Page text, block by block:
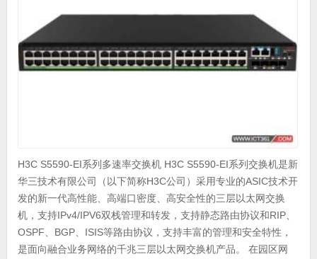
H3C S5590-EI系列多速率交换机 H3C S5590-EI系列交换机是新
华三技术有限公司（以下简称H3C公司）采用专业的ASIC技术开
发的新一代高性能、高端口密度、高安全性的三层以太网交换
机，支持IPv4/IPV6双栈管理和转发，支持静态路由协议和RIP、
OSPF、BGP、ISIS等路由协议，支持丰富的管理和安全特性，
是面向融合业务网络的千兆三层以太网交换机产品。 在园区网